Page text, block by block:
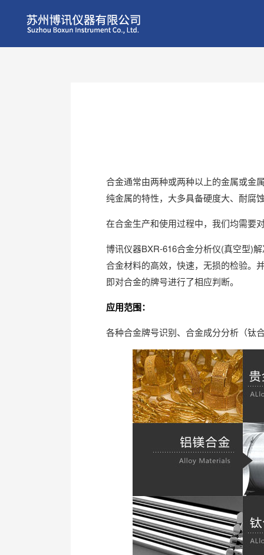
合金通常由两种或两种以上的金属或金
纯金属的特性，大多具备硬度大、耐腐
在合金生产和使用过程中，我们均需要
博讯仪器BXR-616合金分析仪(真空型)
合金材料的高效，快速，无损的检验。
即对合金的牌号进行了相应判断。
应用范围：
各种合金牌号识别、合金成分分析（钛